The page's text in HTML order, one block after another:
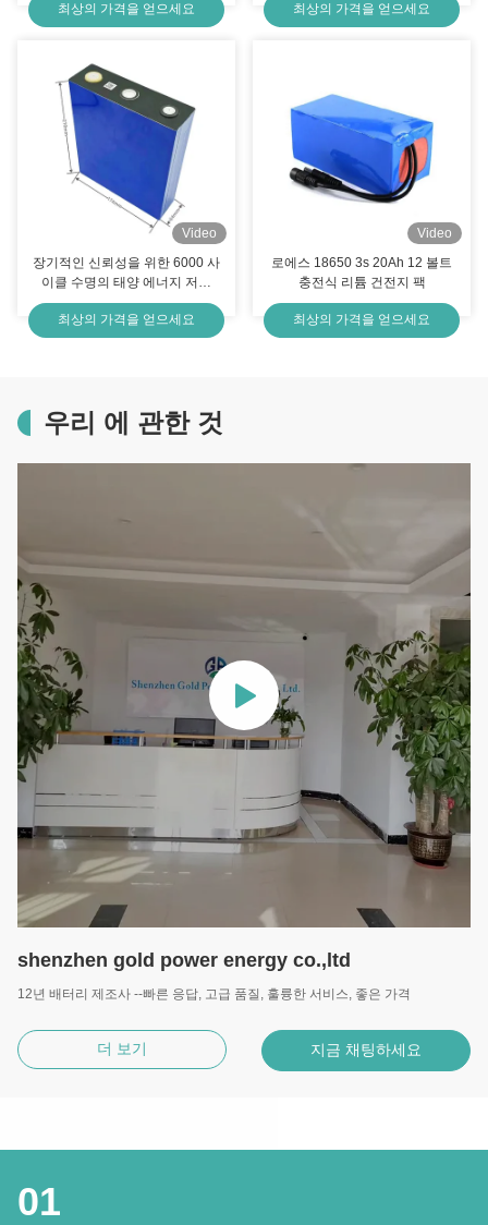
최상의 가격을 얻으세요
전기차 적용
최상의 가격을 얻으세요
Video
장기적인 신뢰성을 위한 6000 사
이클 수명의 태양 에너지 저장
LiFePO4 배터리 셀 3.2V 230Ah
최상의 가격을 얻으세요
Video
로에스 18650 3s 20Ah 12 볼트
충전식 리튬 건전지 팩
최상의 가격을 얻으세요
우리 에 관한 것
shenzhen gold power energy co.,ltd
12년 배터리 제조사 --빠른 응답, 고급 품질, 훌륭한 서비스, 좋은 가격
더 보기 지금 채팅하세요
01